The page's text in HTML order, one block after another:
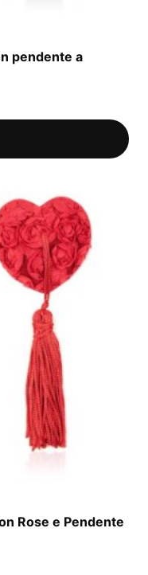
pendente a
Rose e Pendente